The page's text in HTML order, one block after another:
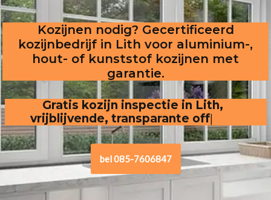
Kozijnen nodig? Gecertificeerd
kozijnbedrijf in Lith voor aluminium-,
hout- of kunststof kozijnen met
garantie.
Gratis kozijn inspectie in Lith, vrijblijvende,
transparante offerte.
bel 085-7606847